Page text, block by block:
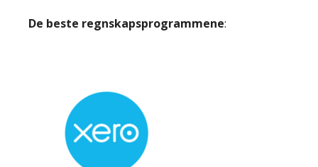
De beste regnskapsprogrammene: